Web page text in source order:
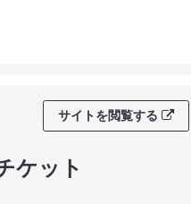
サイトを閲覧する
ケット